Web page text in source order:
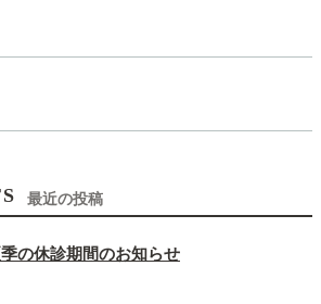
最近の投稿
の休診期間のお知らせ